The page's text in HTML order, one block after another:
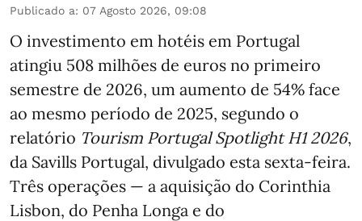
Publicado a: 07 Agosto 2026, 09:08
O investimento em hotéis em Portugal
atingiu 508 milhões de euros no primeiro
semestre de 2026, um aumento de 54% face
ao mesmo período de 2025, segundo o
relatório Tourism Portugal Spotlight H1 2026,
da Savills Portugal, divulgado esta sexta-feira.
Três operações — a aquisição do Corinthia
Lisbon, do Penha Longa e do